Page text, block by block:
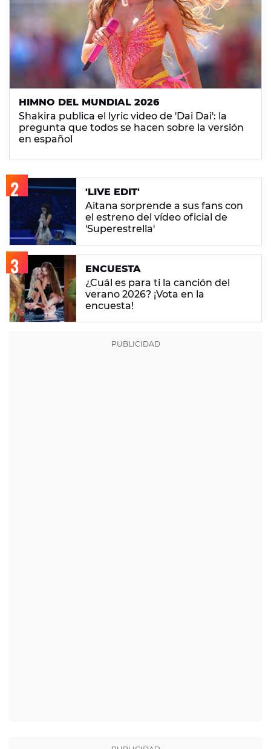
HIMNO DEL MUNDIAL 2026
Shakira publica el lyric video de 'Dai Dai': la
pregunta que todos se hacen sobre la versión
en español
'LIVE EDIT'
Aitana sorprende a sus fans con
el estreno del vídeo oficial de
'Superestrella'
ENCUESTA
¿Cuál es para ti la canción del
verano 2026? ¡Vota en la
encuesta!